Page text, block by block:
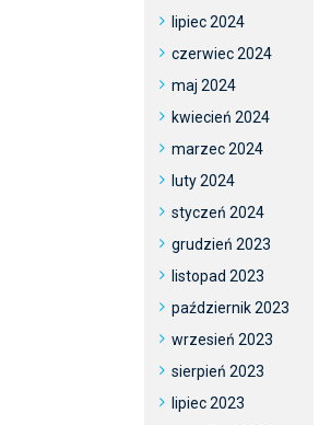
lipiec 2024
czerwiec 2024
maj 2024
kwiecień 2024
marzec 2024
luty 2024
styczeń 2024
grudzień 2023
listopad 2023
październik 2023
wrzesień 2023
sierpień 2023
lipiec 2023